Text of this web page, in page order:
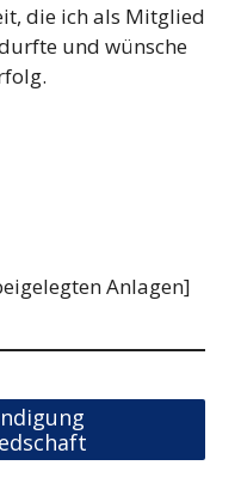
die ich als Mitglied
und wünsche
Anlagen]